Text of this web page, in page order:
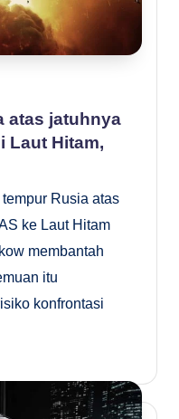
atas jatuhnya
Laut Hitam,
Rusia atas
ke Laut Hitam
membantah
itu
konfrontasi